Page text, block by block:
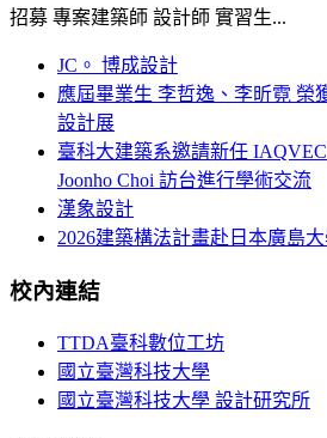
招募 專案建築師 設計師 實習生...
JC。 博成設計
應屆畢業生 李哲逸、李昕霓 榮
設計展
臺科大建築系邀請新任
Joonho Choi 訪台進行學術交流
漢象設計
2026建築構法計畫赴日本廣島
校內連結
TTDA臺科數位工坊
國立臺灣科技大學
國立臺灣科技大學 設計研究所